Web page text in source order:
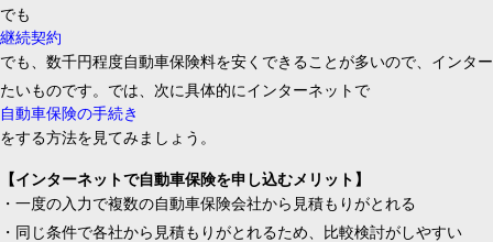
でも
継続契約
でも、数千円程度自動車保険料を安くできることが多いので、インタ
たいものです。では、次に具体的にインターネットで
自動車保険の手続き
をする方法を見てみましょう。
【インターネットで自動車保険を申し込むメリット】
・一度の入力で複数の自動車保険会社から見積もりがとれる
・同じ条件で各社から見積もりがとれるため、比較検討がしやすい